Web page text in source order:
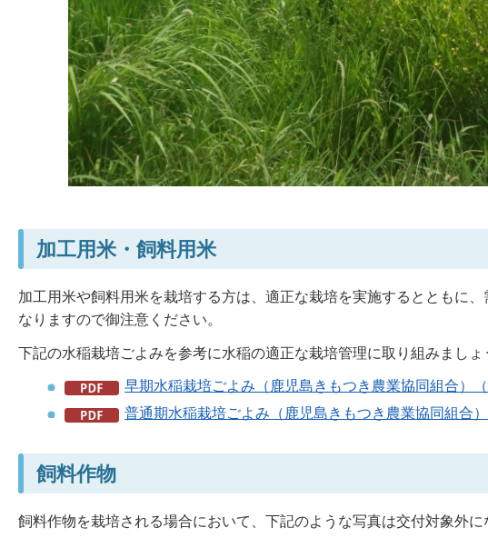
加工用米・飼料用米
加工用米や飼料用米を栽培する方は、適正な栽培を実施するとともに
なりますので御注意ください。
下記の水稲栽培ごよみを参考に水稲の適正な栽培管理に取り組みましょ
早期水稲栽培ごよみ（鹿児島きもつき農業協同組合）
普通期水稲栽培ごよみ（鹿児島きもつき農業協同組合
飼料作物
飼料作物を栽培される場合において、下記のような写真は交付対象外